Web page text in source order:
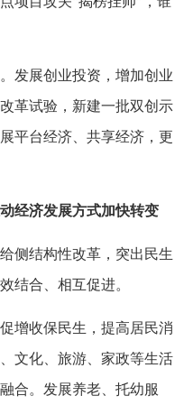
发展创业投资，增加创业
革试验，新建一批双创示
平台经济、共享经济，更
经济发展方式加快转变
侧结构性改革，突出民生
结合、相互促进。
增收保民生，提高居民消
文化、旅游、家政等生活
合。发展养老、托幼服